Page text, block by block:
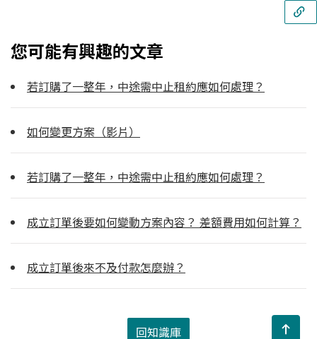
您可能有興趣的文章
若訂購了一整年，中途需中止租約應如何處理？
如何變更方案（影片）
若訂購了一整年，中途需中止租約應如何處理？
成立訂單後要如何變動方案內容？ 差額費用如何計算？
成立訂單後來不及付款怎麼辦？
回知識庫